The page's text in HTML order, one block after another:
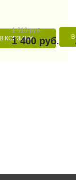
В КОРЗИНУ
1 910 руб.
1 400 руб.